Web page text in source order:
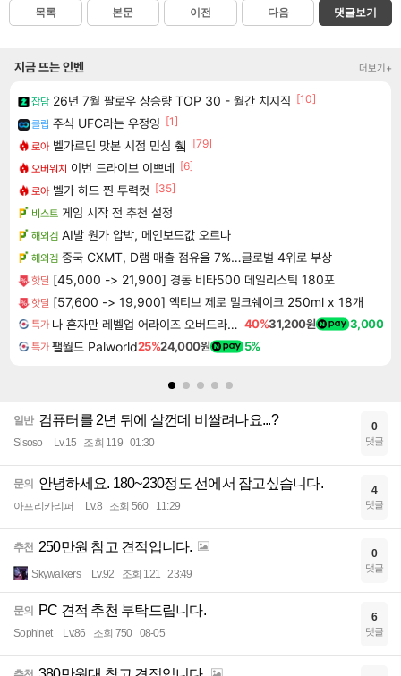
목록 본문 이전 다음 댓글보기
지금 뜨는 인벤 더보기+
잡담 26년 7월 팔로우 상승량 TOP 30 - 월간 치지직 [10]
클립 주식 UFC라는 우정잉 [1]
로아 벨가르딘 맛본 시점 민심 췤
[79]
오버워치 이번 드라이브 이쁘네 [6]
로아 벨가 하드 찐 투력컷 [35]
비스트 게임 시작 전 추천 설정
해외겜 AI발 원가 압박, 메인보드값 오르나
해외겜 중국 CXMT, D램 매출 점유율 7%…글로벌 4위로 부상
핫딜 [45,000 -> 21,900] 경동 비타500 데일리스틱 180포
핫딜 [57,600 -> 19,900] 액티브 제로 밀크쉐이크 250ml x 18개
특가 나 혼자만 레벨업 어라이즈 오버드라이브 디럭스 에디션 Solo Leveling Arise Overdrive Deluxe Edition 40%31,200원 3,000
특가 팰월드 Palworld25%24,000원 5%
일반 컴퓨터를 2년 뒤에 살껀데 비쌀려나요...?
Sisoso Lv.15 조회 119 01:30
0
댓글
문의 안녕하세요. 180~230정도 선에서 잡고싶습니다.
아프리카리퍼 Lv.8 조회 560 11:29
4
댓글
추천 250만원 참고 견적입니다.
Skywalkers Lv.92 조회 121 23:49
0
댓글
문의 PC 견적 추천 부탁드립니다.
Sophinet Lv.86 조회 750 08-05
6
댓글